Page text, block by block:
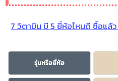
7 วิตามิน บี 5 ยี่ห้อไหนดี ซื้อแล้
รุ่นหรือยี่ห้อ